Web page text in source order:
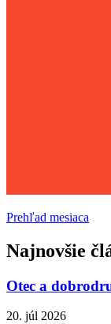
Prehľad mesiaca
Najnovšie
Otec a
20. júl 2026